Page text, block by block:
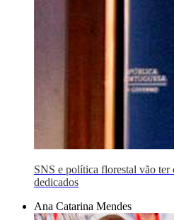
SNS e política florestal vão ter
dedicados
Ana Catarina Mendes